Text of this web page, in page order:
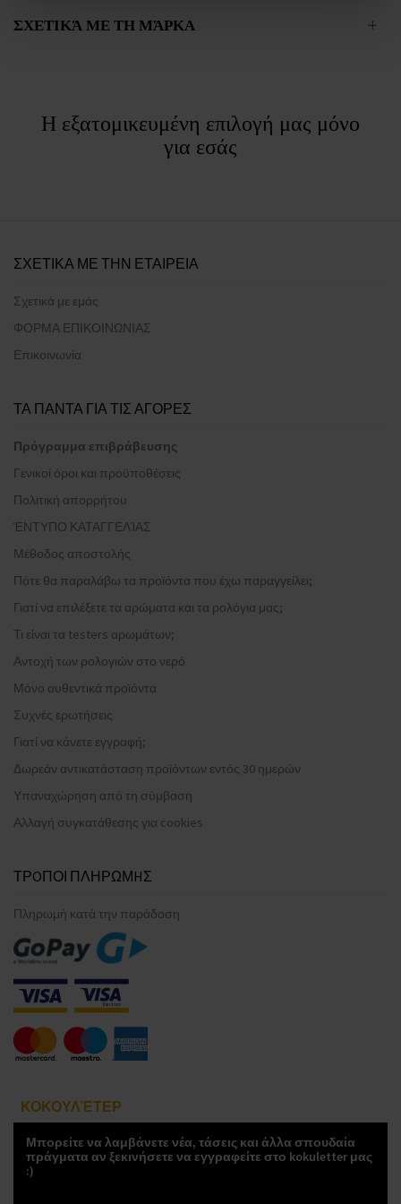
ΣΧΕΤΙΚΆ ΜΕ ΤΗ ΜΆΡΚΑ
Η εξατομικευμένη επιλογή μας μόνο
για εσάς
ΣΧΕΤΙΚΑ ΜΕ ΤΗΝ ΕΤΑΙΡΕΙΑ
Σχετικά με εμάς
ΦΟΡΜΑ ΕΠΙΚΟΙΝΩΝΙΑΣ
Επικοινωνία
ΤΑ ΠΑΝΤΑ ΓΙΑ ΤΙΣ ΑΓΟΡΕΣ
Πρόγραμμα επιβράβευσης
Γενικοί όροι και προϋποθέσεις
Πολιτική απορρήτου
ΈΝΤΥΠΟ ΚΑΤΑΓΓΕΛΊΑΣ
Μέθοδος αποστολής
Πότε θα παραλάβω τα προϊόντα που έχω παραγγείλει;
Γιατί να επιλέξετε τα αρώματα και τα ρολόγια μας;
Τι είναι τα testers αρωμάτων;
Αντοχή των ρολογιών στο νερό
Μόνο αυθεντικά προϊόντα
Συχνές ερωτήσεις
Γιατί να κάνετε εγγραφή;
Δωρεάν αντικατάσταση προϊόντων εντός 30 ημερών
Υπαναχώρηση από τη σύμβαση
Αλλαγή συγκατάθεσης για cookies
ΤΡOΠΟΙ ΠΛΗΡΩΜHΣ
Πληρωμή κατά την παράδοση
ΚΟΚΟΥΛΈΤΕΡ
Μπορείτε να λαμβάνετε νέα, τάσεις και άλλα σπουδαία
πράγματα αν ξεκινήσετε να εγγραφείτε στο kokuletter μας
:)